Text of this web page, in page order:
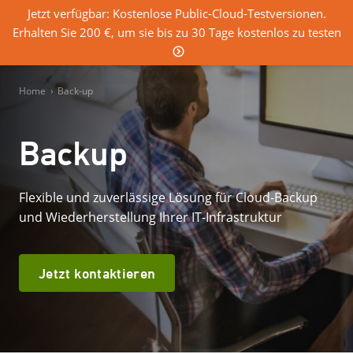
Jetzt verfügbar: Kostenlose Public-Cloud-Testversionen.
Erhalten Sie 200 €, um sie bis zu 30 Tage kostenlos zu testen
Einloggen
0
Home › Back-up
Backup
Flexible und zuverlässige Lösung für Cloud-Backup
und Wiederherstellung Ihrer IT-Infrastruktur
Jetzt kontaktieren